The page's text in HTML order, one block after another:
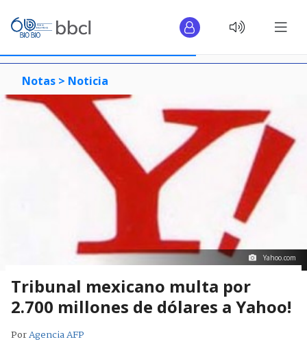
Notas > Noticia
Yahoo.com
Tribunal mexicano multa por
2.700 millones de dólares a Yahoo!
PorAgencia AFP